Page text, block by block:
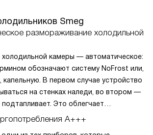
Smeg
размораживание холодильной
камеры — автоматическое:
обозначают систему NoFrost или,
капельную. В первом случае устройство
на стенках наледи, во втором —
Это облегчает
А+++